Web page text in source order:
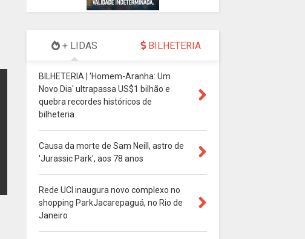
+ LIDAS BILHETERIA
BILHETERIA | 'Homem-Aranha: Um
Novo Dia' ultrapassa US$1 bilhão e
quebra recordes históricos de
bilheteria
Causa da morte de Sam Neill, astro de
'Jurassic Park', aos 78 anos
Rede UCI inaugura novo complexo no
shopping ParkJacarepaguá, no Rio de
Janeiro